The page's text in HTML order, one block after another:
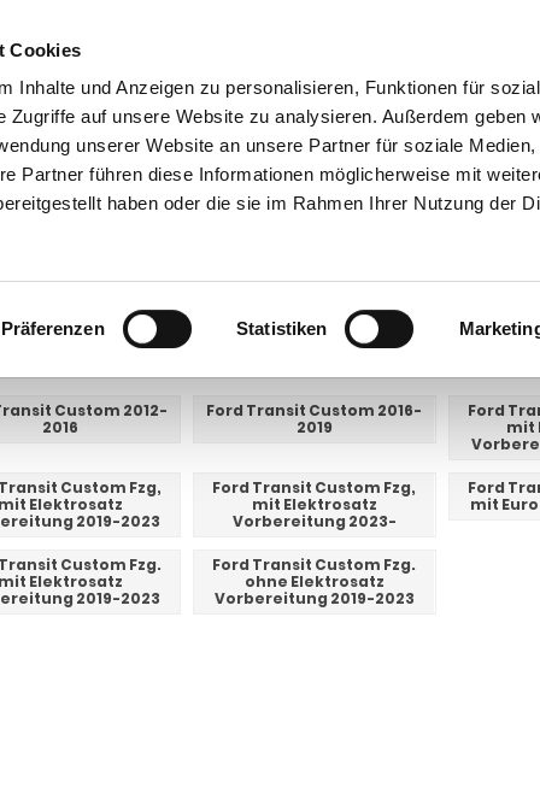
Cookies
Inhalte und Anzeigen zu personalisieren, Funktionen für
Zugriffe auf unsere Website zu analysieren. Außerdem geben
unserer Website an unsere Partner für soziale Medien,
Partner führen diese Informationen möglicherweise mit
haben oder die sie im Rahmen Ihrer Nutzung der
Präferenzen Statistiken
0 44 89 - 92 34 67 6 AHK-Finder Kasse
Custom
Custom 2012-
2016
Ford Transit Custom 2016-
2019
Ford
mit
Custom Fzg,
Elektrosatz
2019-2023
Ford Transit Custom Fzg,
mit Elektrosatz
Vorbereitung 2023-
Ford
mit
Custom Fzg.
Elektrosatz
2019-2023
Ford Transit Custom Fzg.
ohne Elektrosatz
Vorbereitung 2019-2023